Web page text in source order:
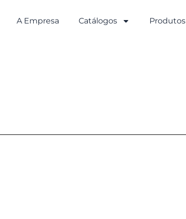
A Empresa Catálogos Produtos